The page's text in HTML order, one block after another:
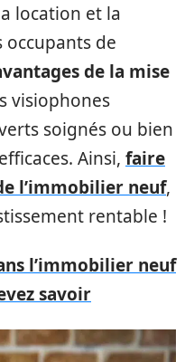
location et la
de
de la mise
visiophones
soignés ou bien
Ainsi, faire
l’immobilier neuf,
rentable !
l’immobilier neuf
savoir